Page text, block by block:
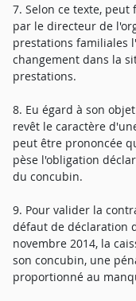
7. Selon ce texte,
par le directeur de
prestations familiales
changement dans la
prestations.
8. Eu égard à son
revêt le caractère
peut être prononcée
pèse l'obligation
du concubin.
9. Pour valider la
défaut de déclaration
novembre 2014, la
son concubin, une
proportionné au